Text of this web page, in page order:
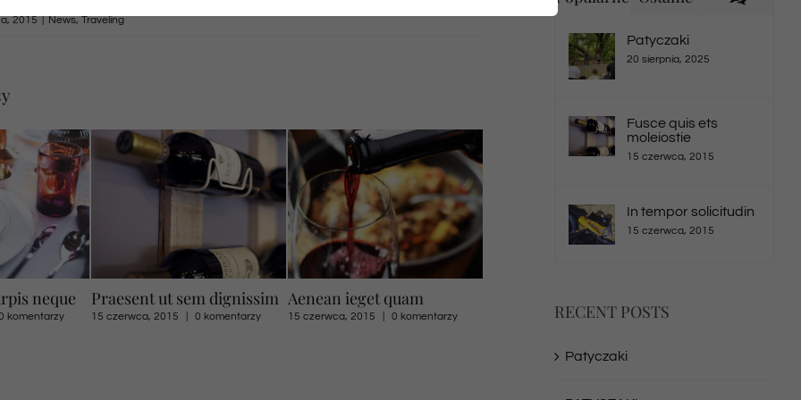
2015 News, Traveling
dignissim
komentarzy
Aenean ieget quam
15 czerwca, 2015 0 komentarzy
Nullam suscipit massi
15 czerwca, 2015 0 komentarzy 30 czerwca, 2015 | 0 komentarzy
Patyczaki
20 sierpnia, 2025
Fusce quis ets
moleiostie
15 czerwca, 2015
In tempor solicitudin
15 czerwca, 2015
RECENT POSTS
Patyczaki